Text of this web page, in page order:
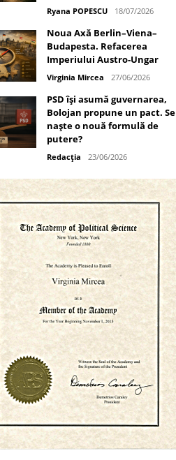
Ryana POPESCU 18/07/2026
Noua Axă Berlin–Viena–
Budapesta. Refacerea
Imperiului Austro-Ungar
Virginia Mircea 27/06/2026
PSD își asumă guvernarea,
Bolojan propune un pact. Se
naște o nouă formulă de
putere?
Redacția 23/06/2026